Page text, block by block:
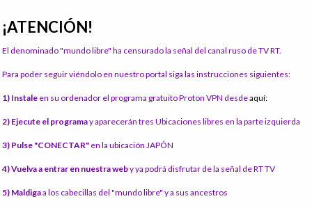
¡ATENCIÓN!
El denominado "mundo libre" ha censurado la señal del canal ruso de TV RT.
Para poder seguir viéndolo en nuestro portal siga las instrucciones siguientes:
1) Instale en su ordenador el programa gratuito Proton VPN desdeaquí:
2) Ejecute el programay aparecerán tres Ubicaciones libres en la parte izquierda
3) Pulse "CONECTAR" en la ubicación JAPÓN
4) Vuelva a entrar en nuestra weby ya podrá disfrutar de la señal de RT TV
5) Maldigaa los cabecillas del "mundo libre" y a sus ancestros